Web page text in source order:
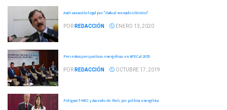
Analizan acción legal por "daño al mercado eléctrico"
POR REDACCIÓN ENERO 13, 2020
Presentan perspectivas energéticas en APEC al 2050
POR REDACCIÓN OCTUBRE 17, 2019
Peligran T-MEC y Acuerdo de París por política energética